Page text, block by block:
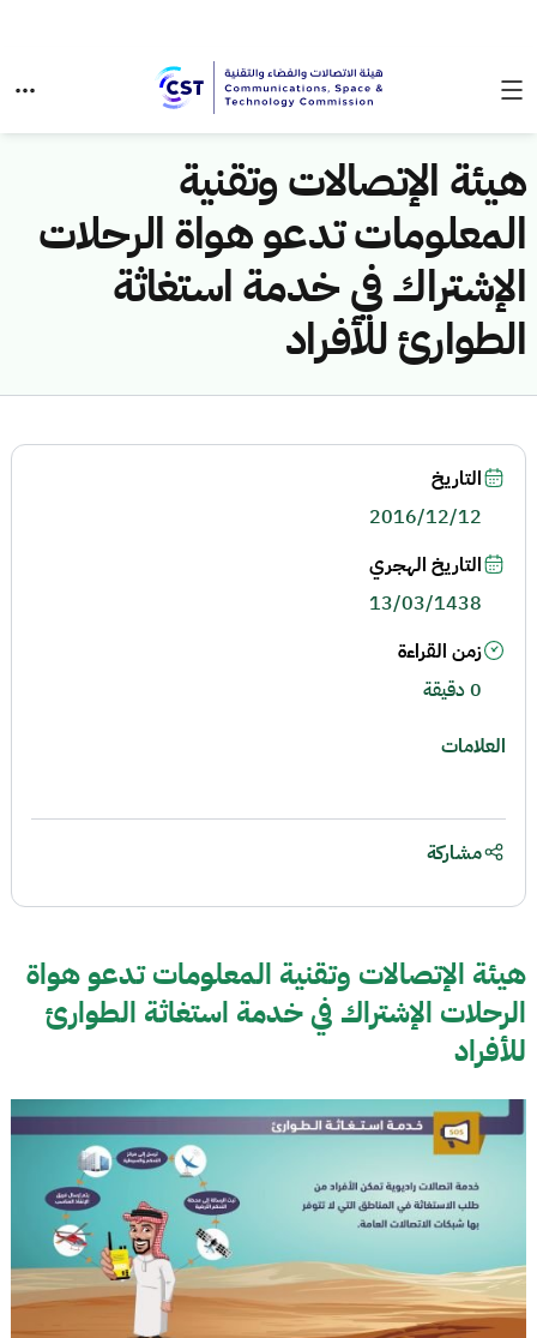
هيئة الإتصالات وتقنية
المعلومات تدعو هواة الرحلات
الإشتراك في خدمة استغاثة
الطوارئ للأفراد
هيئة الإتصالات وتقنية المعلومات تدعو هواة
الرحلات الإشتراك في خدمة استغاثة الطوارئ
للأفراد
التاريخ
2016/12/12
التاريخ الهجري
13/03/1438
زمن القراءة
0 دقيقة
العلامات
مشاركة